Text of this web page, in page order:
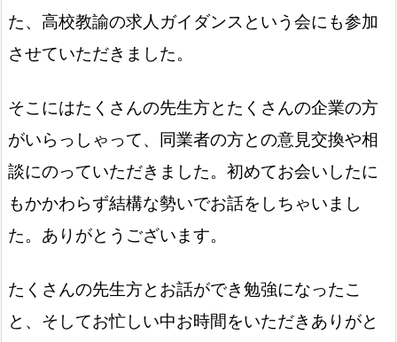
た、高校教諭の求人ガイダンスという会にも参加
させていただきました。
そこにはたくさんの先生方とたくさんの企業の方
がいらっしゃって、同業者の方との意見交換や相
談にのっていただきました。初めてお会いしたに
もかかわらず結構な勢いでお話をしちゃいまし
た。ありがとうございます。
たくさんの先生方とお話ができ勉強になったこ
と、そしてお忙しい中お時間をいただきありがと